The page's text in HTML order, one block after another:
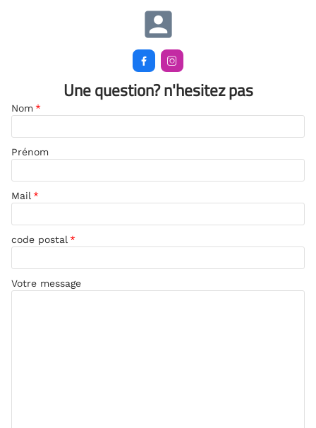
account_box
 
Une question? n'hesitez pas
Nom *
Prénom
Mail *
code postal *
Votre message